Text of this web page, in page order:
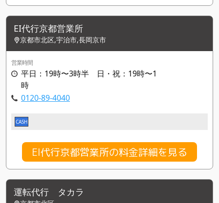
EI代行京都営業所
京都市北区,宇治市,長岡京市
営業時間
平日：19時〜3時半 日・祝：19時〜1
時
0120-89-4040
CASH
EI代行京都営業所の料金詳細を見る
運転代行 タカラ